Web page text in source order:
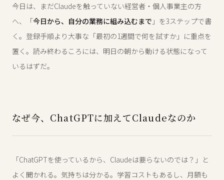
今日は、まだClaudeを触っていない経営者・個人事業主の方
へ、「今日から、自分の業務に組み込むまで 」を3ステップで書
く。登録手順より大事な「最初の1週間で何を試すか」に重点を
置く。読み終わるころには、明日の朝から動ける状態になって
いるはずだ。
なぜ今、ChatGPTに加えてClaudeなのか
「ChatGPTを使っているから、Claudeは要らないのでは？」と
よく聞かれる。気持ちは分かる。学習コストもあるし、月額も